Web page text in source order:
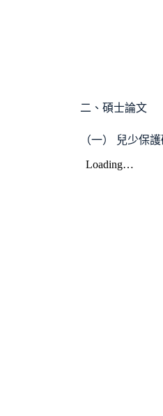
二、碩士論文
（一） 兒少保